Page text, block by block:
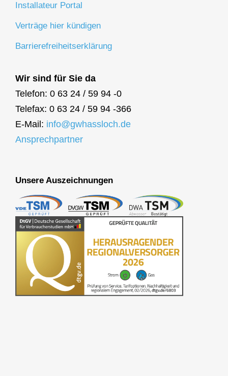
Installateur Portal
Verträge hier kündigen
Barrierefreiheitserklärung
Wir sind für Sie da
Telefon: 0 63 24 / 59 94 -0
Telefax: 0 63 24 / 59 94 -366
E-Mail: info@gwhassloch.de
Ansprechpartner
Unsere Auszeichnungen